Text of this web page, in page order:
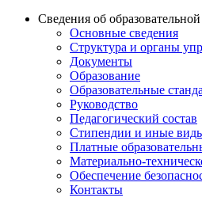
Сведения об
Основные сведения
Структура и органы
Документы
Образование
Образовательные
Руководство
Педагогический состав
Стипендии и иные
Платные
Материально-
Обеспечение
Контакты